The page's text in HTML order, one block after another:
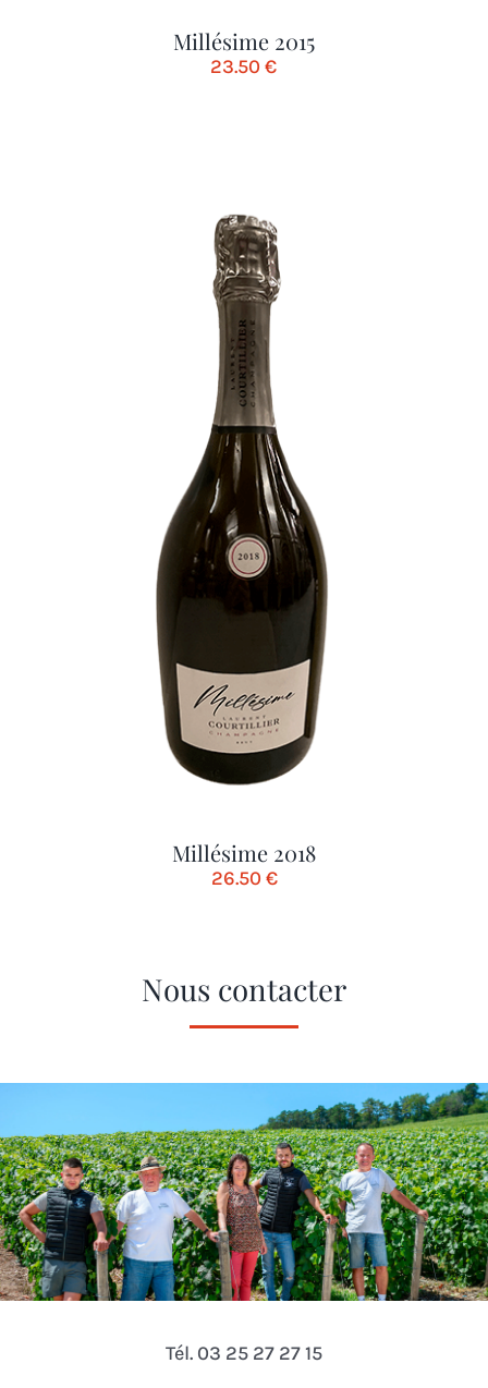
Millésime 2015
23.50€
Millésime 2018
26.50 €
Nous contacter
Tél. 03 25 27 27 15